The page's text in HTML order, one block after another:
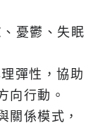
、憂鬱、失眠
彈性，協助
向行動。
關係模式，